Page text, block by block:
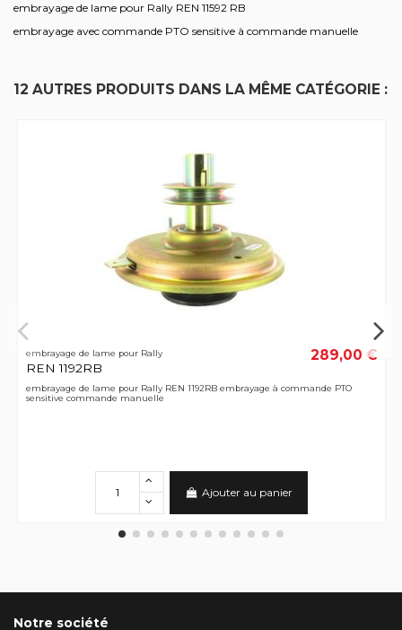
embrayage de lame pour Rally REN 11592 RB
embrayage avec commande PTO sensitive à commande manuelle
12 AUTRES PRODUITS DANS LA MÊME CATÉGORIE :
embrayage de lame pour Rally
REN 1192RB
289,00 €
embrayage de lame pour Rally REN 1192RB embrayage à commande PTO
sensitive commande manuelle
Ajouter au panier
Notre société